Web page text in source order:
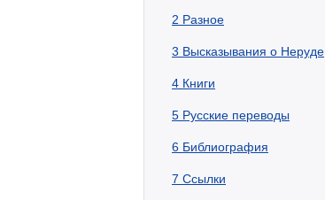
2 Разное
3 Высказывания о Неруде
4 Книги
5 Русские переводы
6 Библиография
7 Ссылки